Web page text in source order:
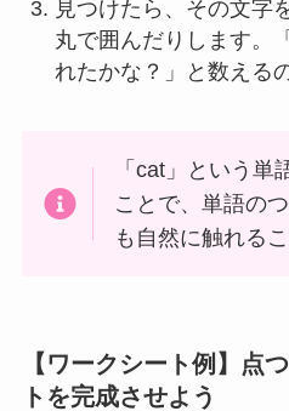
見つけたら、その文字
丸で囲んだりします。
れたかな？」と数える
「cat」という単
ことで、単語の
も自然に触れる
【ワークシート例】点
トを完成させよう